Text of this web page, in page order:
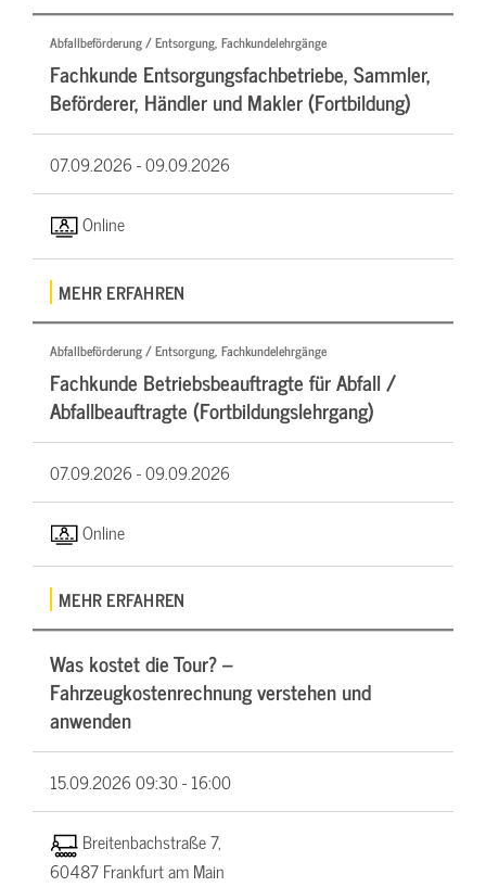
Abfallbeförderung / Entsorgung, Fachkundelehrgänge
Fachkunde Entsorgungsfachbetriebe, Sammler,
Beförderer, Händler und Makler (Fortbildung)
07.09.2026 -09.09.2026
Online
MEHR ERFAHREN
Abfallbeförderung / Entsorgung, Fachkundelehrgänge
Fachkunde Betriebsbeauftragte für Abfall /
Abfallbeauftragte (Fortbildungslehrgang)
07.09.2026 -09.09.2026
Online
MEHR ERFAHREN
Was kostet die Tour? –
Fahrzeugkostenrechnung verstehen und
anwenden
15.09.202609:30 - 16:00
Breitenbachstraße 7,
60487 Frankfurt am Main